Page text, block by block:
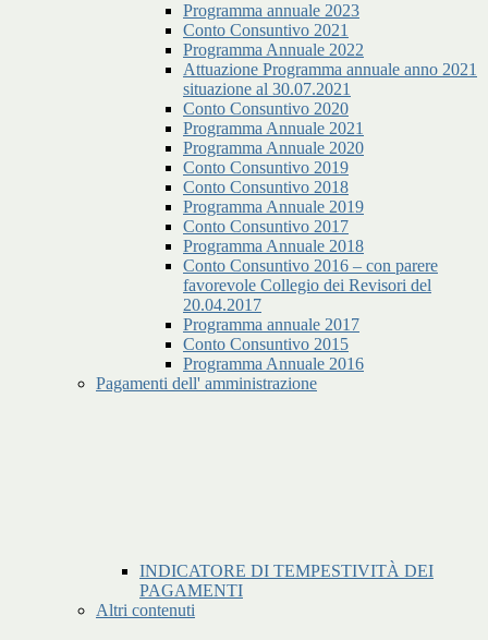
Programma annuale 2023
Conto Consuntivo 2021
Programma Annuale 2022
Attuazione Programma annuale anno 2021
situazione al 30.07.2021
Conto Consuntivo 2020
Programma Annuale 2021
Programma Annuale 2020
Conto Consuntivo 2019
Conto Consuntivo 2018
Programma Annuale 2019
Conto Consuntivo 2017
Programma Annuale 2018
Conto Consuntivo 2016 – con parere
favorevole Collegio dei Revisori del
20.04.2017
Programma annuale 2017
Conto Consuntivo 2015
Programma Annuale 2016
Pagamenti dell' amministrazione
INDICATORE DI TEMPESTIVITÀ DEI
PAGAMENTI
Altri contenuti